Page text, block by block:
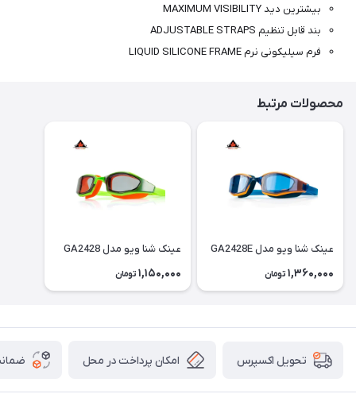
بیشترین دید MAXIMUM VISIBILITY
بند قابل تنظیم ADJUSTABLE STRAPS
فرم سیلیکونی نرم LIQUID SILICONE FRAME
محصولات مرتبط
عینک شنا ویو مدل GA2428E
1,360,000 تومان
عینک شنا ویو مدل GA2428
1,150,000 تومان
تحویل اکسپرس امکان پرداخت در محل